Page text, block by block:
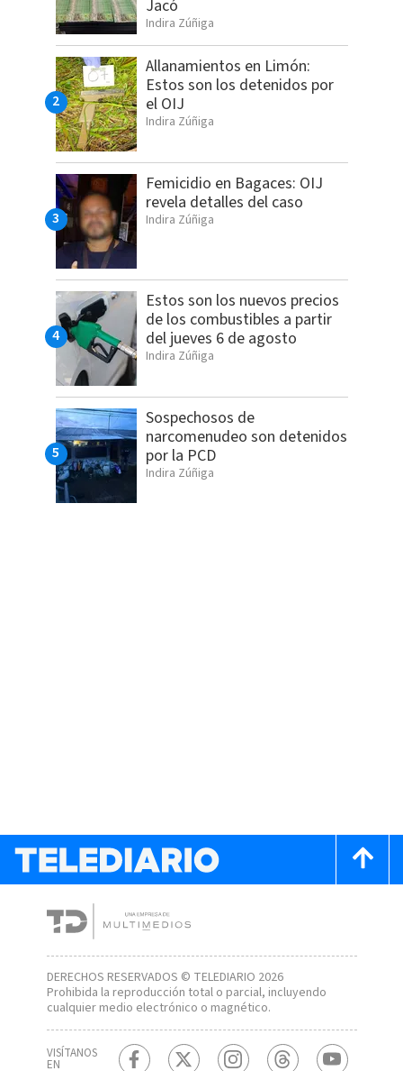
Jacó
Indira Zúñiga
Allanamientos en Limón:
Estos son los detenidos por
el OIJ
Indira Zúñiga
Femicidio en Bagaces: OIJ
revela detalles del caso
Indira Zúñiga
Estos son los nuevos precios
de los combustibles a partir
del jueves 6 de agosto
Indira Zúñiga
Sospechosos de
narcomenudeo son detenidos
por la PCD
Indira Zúñiga
DERECHOS RESERVADOS © TELEDIARIO 2026
Prohibida la reproducción total o parcial, incluyendo
cualquier medio electrónico o magnético.
VISÍTANOS
EN